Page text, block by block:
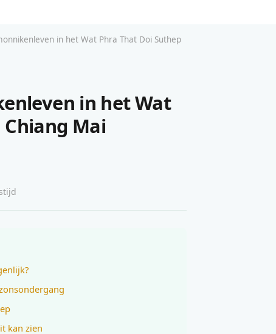
in het Wat Phra That Doi Suthep
in het Wat
Mai
kan zien